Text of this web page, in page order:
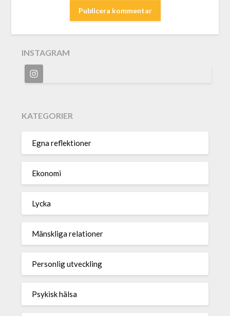
INSTAGRAM
KATEGORIER
Egna reflektioner
Ekonomi
Lycka
Mänskliga relationer
Personlig utveckling
Psykisk hälsa